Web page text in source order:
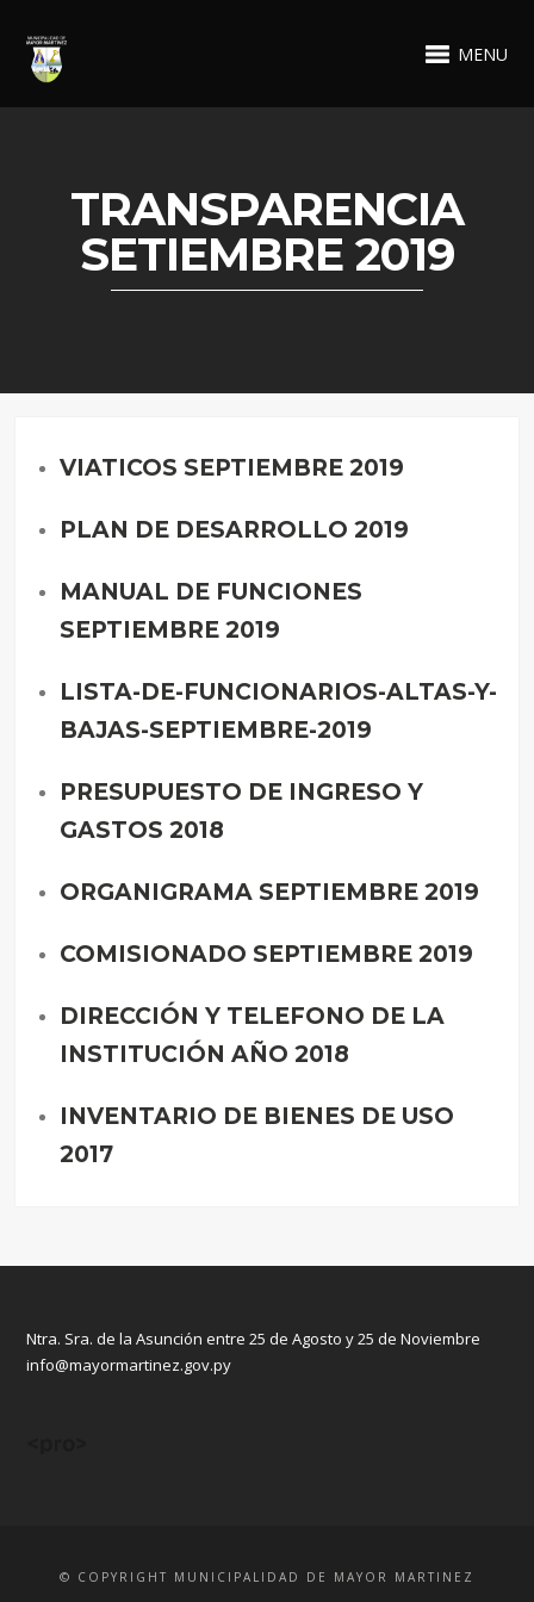
MENU
TRANSPARENCIA
SETIEMBRE 2019
VIATICOS SEPTIEMBRE 2019
PLAN DE DESARROLLO 2019
MANUAL DE FUNCIONES
SEPTIEMBRE 2019
LISTA-DE-FUNCIONARIOS-ALTAS-Y-
BAJAS-SEPTIEMBRE-2019
PRESUPUESTO DE INGRESO Y
GASTOS 2018
ORGANIGRAMA SEPTIEMBRE 2019
COMISIONADO SEPTIEMBRE 2019
DIRECCIÓN Y TELEFONO DE LA
INSTITUCIÓN AÑO 2018
INVENTARIO DE BIENES DE USO
2017
Ntra. Sra. de la Asunción entre 25 de Agosto y 25 de Noviembre
info@mayormartinez.gov.py
© COPYRIGHT MUNICIPALIDAD DE MAYOR MARTINEZ